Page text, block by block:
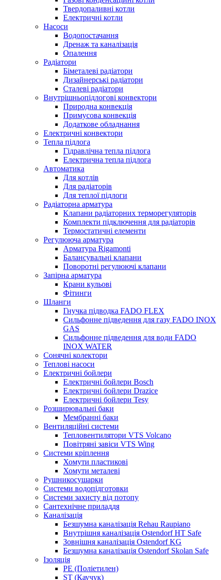
Твердопаливні котли
Електричні котли
Насоси
Водопостачання
Дренаж та каналізація
Опалення
Радіатори
Біметалеві радіатори
Дизайнерські радіатори
Сталеві радіатори
Внутрішньопідлогові конвектори
Природна конвекція
Примусова конвекція
Додаткове обладнання
Електричні конвектори
Тепла підлога
Гідравлічна тепла підлога
Електрична тепла підлога
Автоматика
Для котлів
Для радіаторів
Для теплої підлоги
Радіаторна арматура
Клапани радіаторних терморегуляторів
Комплекти підключення для радіаторів
Термостатичні елементи
Регулююча арматура
Арматура Rigamonti
Балансувальні клапани
Поворотні регулюючі клапани
Запірна арматура
Крани кульові
Фітинги
Шланги
Гнучка підводка FADO FLEX
Сильфонне підведення для газу FADO INOX
GAS
Сильфонне підведення для води FADO
INOX WATER
Сонячні колектори
Теплові насоси
Електричні бойлери
Електричні бойлери Bosch
Електричні бойлери Drazice
Електричні бойлери Tesy
Розширювальні баки
Мембранні баки
Вентиляційні системи
Тепловентилятори VTS Volcano
Повітряні завіси VTS Wing
Системи кріплення
Хомути пластикові
Хомути металеві
Рушникосушарки
Системи водопідготовки
Системи захисту від потопу
Сантехнічне приладдя
Каналізація
Безшумна каналізація Rehau Raupiano
Внутрішня каналізація Ostendorf HT Safe
Зовнішня каналізація Ostendorf KG
Безшумна каналізація Ostendorf Skolan Safe
Ізоляція
PE (Поліетилен)
ST (Каучук)